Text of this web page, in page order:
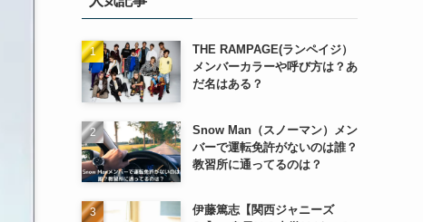
THE RAMPAGE(ランペイジ）
メンバーカラーや呼び方は？あ
だ名はある？
Snow Man（スノーマン）メン
バーで運転免許がないのは誰？
教習所に通ってるのは？
伊藤篤志【関西ジャニーズ